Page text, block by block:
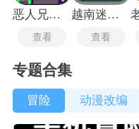
恶人兄弟战争
查看
越南迷你卡车模拟器
查看
专题合集
冒险 动漫改编